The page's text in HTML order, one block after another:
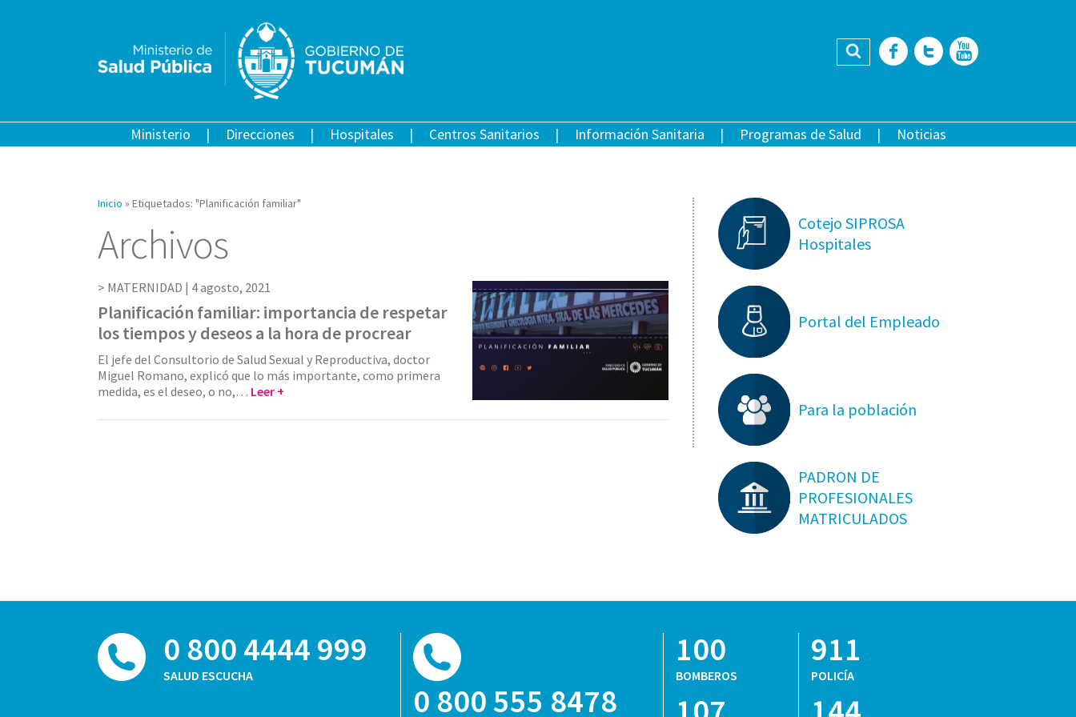
Buscar Facebook
Twitter
Ministerio Direcciones Hospitales Centros Sanitarios Información Sanitaria Programas de Salud Noticias
Inicio » Etiquetados: "Planificación familiar"
Archivos
MATERNIDAD | 4 agosto, 2021
Planificación familiar: importancia de respetar
los tiempos y deseos a la hora de procrear
El jefe del Consultorio de Salud Sexual y Reproductiva, doctor
Miguel Romano, explicó que lo más importante, como primera
medida, es el deseo, o no,… Leer +
Cotejo SIPROSA
Hospitales
Portal del Empleado
Para la población
PADRON DE
PROFESIONALES
MATRICULADOS
0 800 4444 999
SALUD ESCUCHA
0 800 555 8478
100
BOMBEROS
911
POLICÍA